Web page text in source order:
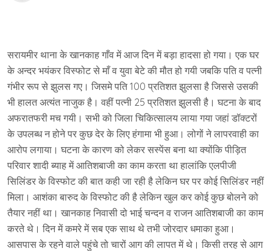
सरायमीर थाना के खानकाह गाँव में आज दिन में बड़ा हादसा हो गया। एक घर
के अन्दर भयंकर विस्फोट से माँ व युवा बेटे की मौत हो गयी जबकि पति व पत्नी
गंभीर रूप से झुलस गए। जिसमे पति 100 प्रतिशत झुलसा है जिससे उसकी
भी हालत अत्यंत नाजुक है। वहीं पत्नी 25 प्रतिशत झुलसी है। घटना के बाद
अफरातफरी मच गयी। सभी को जिला चिकित्सालय लाया गया जहां डॉक्टरों
के उपलब्ध न होने पर कुछ देर के लिए हंगामा भी हुआ। लोगों ने लापरवाही का
आरोप लगाया। घटना के कारण को लेकर सस्पेंस बना था क्योंकि पीड़ित
परिवार शादी ब्याह में आतिशबाजी का काम करता था हालांकि एलपीजी
सिलिंडर के विस्फोट की बात कही जा रही है लेकिन घर पर कोई सिलिंडर नहीं
मिला। आशंका बारुद के विस्फोट की है लेकिन खुल कर कोई कुछ बोलने को
तैयार नहीं था। खानकाह निवासी दो भाई चन्दन व राजन आतिशबाजी का काम
करते थे। दिन में कमरे में सब एक साथ थे तभी जोरदार धमाका हुआ।
आसपास के रहने वाले पहुंचे तो चारों आग की लापत में थे। किसी तरह से आग